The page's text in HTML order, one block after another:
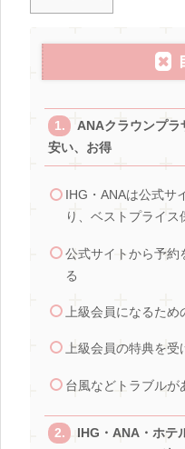
ANAクラウンプラ
安い、お得
IHG・ANAは公式サ
り、ベストプライス
公式サイトから予約
る
上級会員になるた
上級会員の特典を受
台風などトラブルが
IHG・ANA・ホ